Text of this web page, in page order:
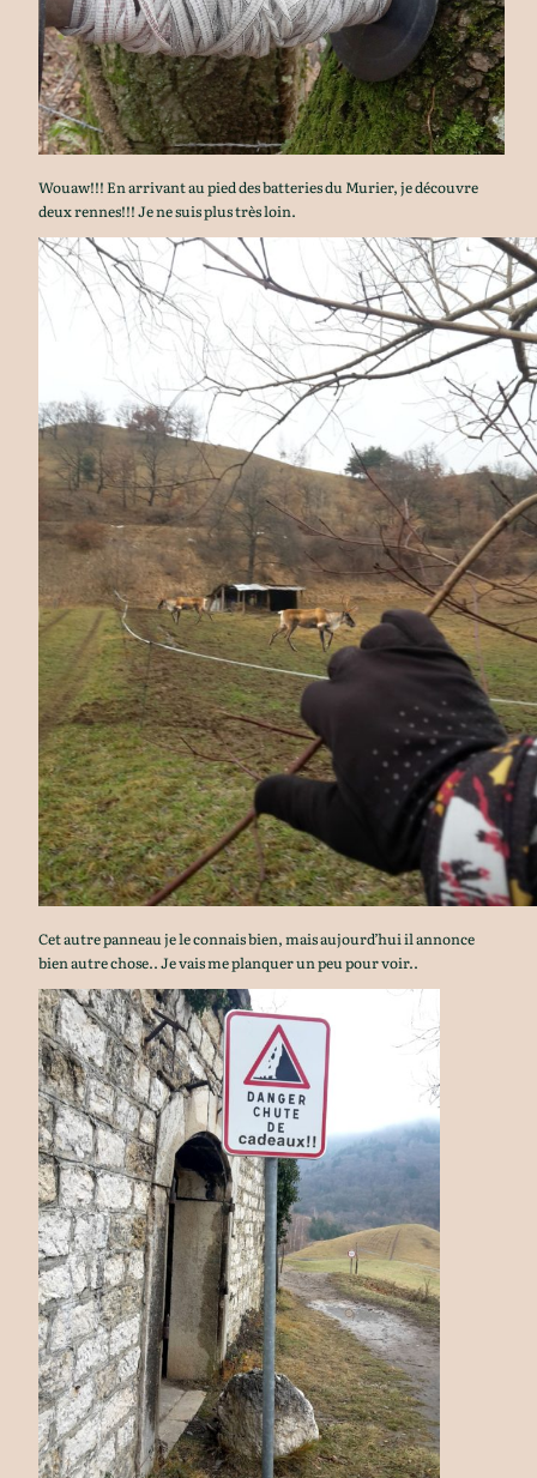
Wouaw!!! En arrivant au pied des batteries du Murier, je découvre
deux rennes!!! Je ne suis plus très loin.
Cet autre panneau je le connais bien, mais aujourd’hui il annonce
bien autre chose.. Je vais me planquer un peu pour voir..